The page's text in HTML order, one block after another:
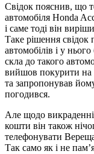
Свідок пояснив, що
автомобіля Honda
і саме тоді він
Таке рішення свідок
автомобілів і у
скла до такого
вийшов покурити на
та запропонував
погодився.
Але щодо
кошти він також
телефонувати
Так само як і не